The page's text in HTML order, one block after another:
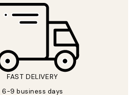
FAST DELIVERY
6-9 business days